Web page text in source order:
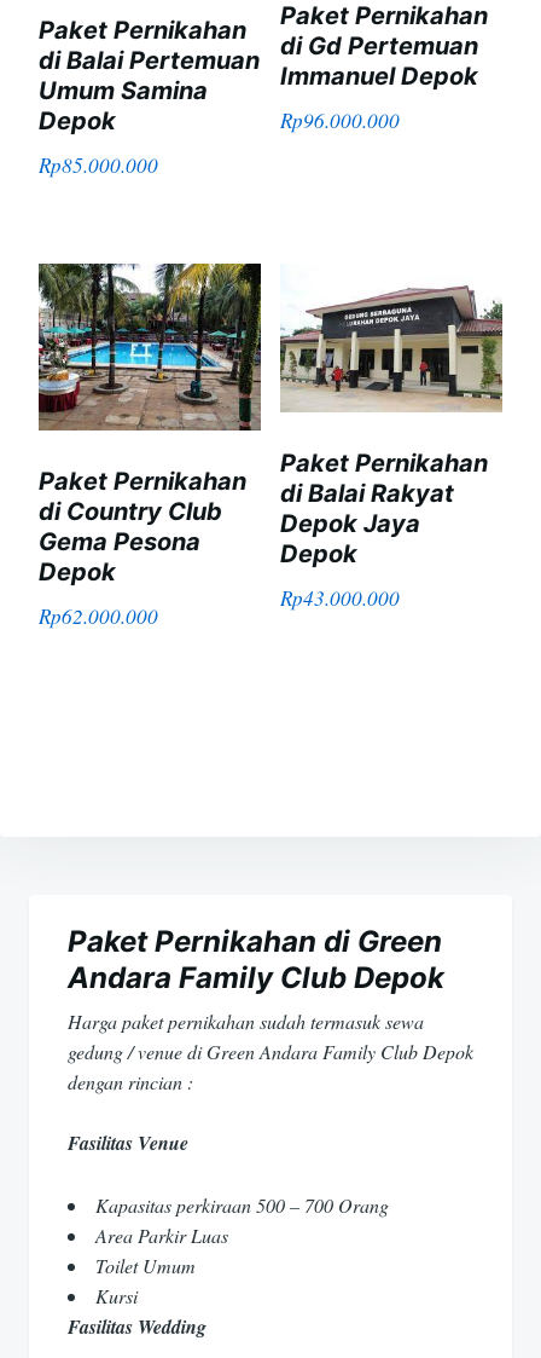
Paket Pernikahan
di Balai Pertemuan
Umum Samina
Depok
Rp85.000.000
Paket Pernikahan
di Gd Pertemuan
Immanuel Depok
Rp96.000.000
Paket Pernikahan
di Country Club
Gema Pesona
Depok
Rp62.000.000
Paket Pernikahan
di Balai Rakyat
Depok Jaya
Depok
Rp43.000.000
posPaket Pernikahan di Green
Andara Family Club Depok
Harga paket pernikahan sudah termasuk sewa
gedung / venue di Green Andara Family Club Depok
dengan rincian :
Fasilitas Venue
Kapasitas perkiraan 500 – 700 Orang
Area Parkir Luas
Toilet Umum
Kursi
Fasilitas Wedding